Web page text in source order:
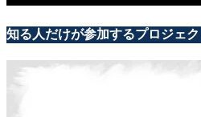
知る人だけが参加するプロジェク